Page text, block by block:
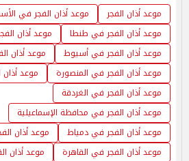
موعد أذان الفجر
موعد أذان الفجر في
موعد أذان الفجر في طنطا
موعد أذان
موعد أذان الفجر في أسيوط
موعد أذان
موعد أذان الفجر في المنصورة
موعد
موعد أذان الفجر في الغردقة
موعد أذان الفجر في محافظة الإسماعيلية
موعد أذان الفجر في دمياط
موعد أذان
موعد أذان الفجر في القاهرة
موعد أذان